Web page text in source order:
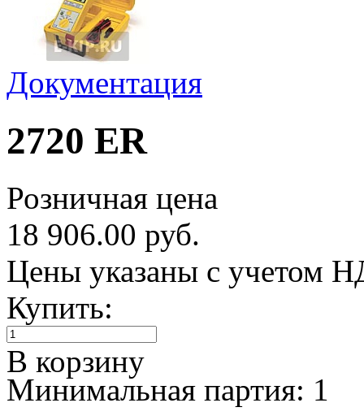
Документация
2720 ER
Розничная цена
18 906.00 руб.
Цены указаны с учетом
Купить:
В корзину
Минимальная партия: 1